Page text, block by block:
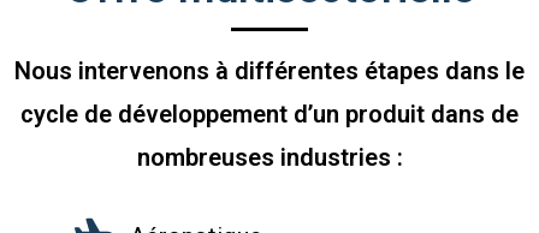
Nous intervenons à différentes étapes dans le
cycle de développement d’un produit dans de
nombreuses industries :